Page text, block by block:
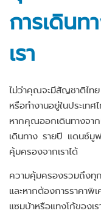
การเดิน
เรา
ไม่ว่าคุณจะมีสัญชาติไทย
หรือทำงานอยู่ในประเท
หากคุณออกเดินทางจา
เดินทาง รายปี แดนซ์มู
คุ้มครองจากเราได้
ความคุ้มครองรวมถึงทุ
และหากต้องการราคา
แซมบ้าหรือแทงโก้ของเร